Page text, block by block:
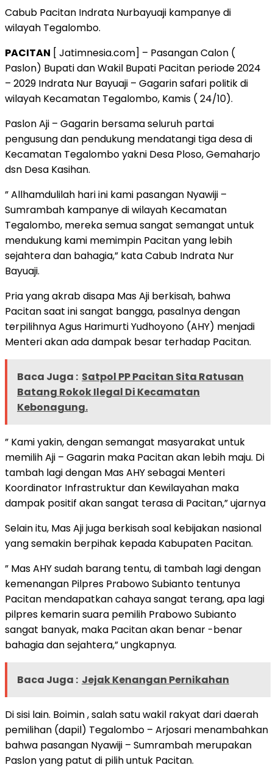
Cabub Pacitan Indrata Nurbayuaji kampanye di
wilayah Tegalombo.
PACITAN [ Jatimnesia.com] – Pasangan Calon (
Paslon) Bupati dan Wakil Bupati Pacitan periode 2024
– 2029 Indrata Nur Bayuaji – Gagarin safari politik di
wilayah Kecamatan Tegalombo, Kamis ( 24/10).
Paslon Aji – Gagarin bersama seluruh partai
pengusung dan pendukung mendatangi tiga desa di
Kecamatan Tegalombo yakni Desa Ploso, Gemaharjo
dsn Desa Kasihan.
” Allhamdulilah hari ini kami pasangan Nyawiji –
Sumrambah kampanye di wilayah Kecamatan
Tegalombo, mereka semua sangat semangat untuk
mendukung kami memimpin Pacitan yang lebih
sejahtera dan bahagia,” kata Cabub Indrata Nur
Bayuaji.
Pria yang akrab disapa Mas Aji berkisah, bahwa
Pacitan saat ini sangat bangga, pasalnya dengan
terpilihnya Agus Harimurti Yudhoyono (AHY) menjadi
Menteri akan ada dampak besar terhadap Pacitan.
Baca Juga : Satpol PP Pacitan Sita Ratusan
Batang Rokok Ilegal Di Kecamatan
Kebonagung.
” Kami yakin, dengan semangat masyarakat untuk
memilih Aji – Gagarin maka Pacitan akan lebih maju. Di
tambah lagi dengan Mas AHY sebagai Menteri
Koordinator Infrastruktur dan Kewilayahan maka
dampak positif akan sangat terasa di Pacitan,” ujarnya
Selain itu, Mas Aji juga berkisah soal kebijakan nasional
yang semakin berpihak kepada Kabupaten Pacitan.
” Mas AHY sudah barang tentu, di tambah lagi dengan
kemenangan Pilpres Prabowo Subianto tentunya
Pacitan mendapatkan cahaya sangat terang, apa lagi
pilpres kemarin suara pemilih Prabowo Subianto
sangat banyak, maka Pacitan akan benar -benar
bahagia dan sejahtera,” ungkapnya.
Baca Juga : Jejak Kenangan Pernikahan
Di sisi lain. Boimin , salah satu wakil rakyat dari daerah
pemilihan (dapil) Tegalombo – Arjosari menambahkan
bahwa pasangan Nyawiji – Sumrambah merupakan
Paslon yang patut di pilih untuk Pacitan.